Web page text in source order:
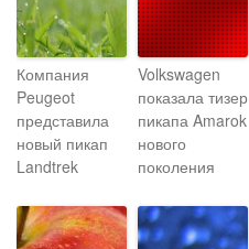
Компания
Peugeot
представила
новый пикап
Landtrek
Volkswagen
показала тизер
пикапа Amarok
нового
поколения